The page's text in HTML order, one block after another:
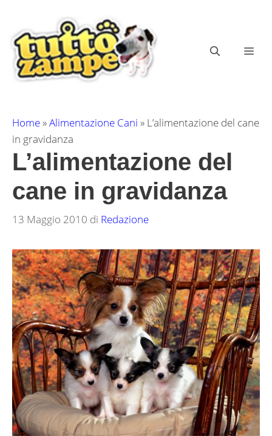
contenuto
Home»Alimentazione Cani » L’alimentazione del cane
in gravidanza
L’alimentazione del
cane in gravidanza
13 Maggio 2010 di Redazione